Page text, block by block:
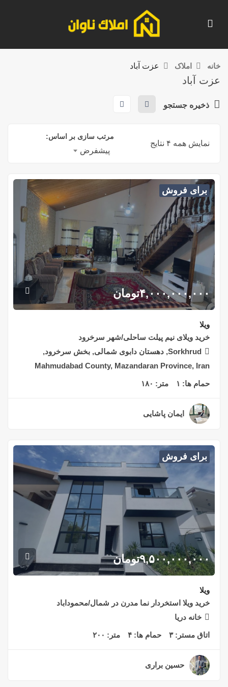
خانه املاک عزت آباد
عزت آباد
ذخیره جستجو
نمایش همه ۴ نتایج
مرتب سازی بر اساس:
پیشفرض
برای فروش
۴,۰۰۰,۰۰۰,۰۰۰تومان
ویلا
خرید ویلای نیم پیلت ساحلی/شهر سرخرود
Sorkhrud, دهستان دابوی شمالی, بخش سرخرود,
Mahmudabad County, Mazandaran Province, Iran
حمام ها: ۱ متر: ۱۸۰
ایمان پاشایی
برای فروش
۹,۵۰۰,۰۰۰,۰۰۰تومان
ویلا
خريد ويلا استخردار نما مدرن در شمال/محموداباد
خانه دريا
اتاق مستر:۳ حمام ها: ۴ متر: ۲۰۰
حسین براری